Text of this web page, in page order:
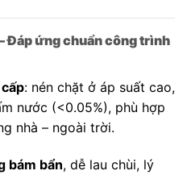
Đáp ứng chuẩn công trình
: nén chặt ở áp suất cao,
nước (<0.05%), phù hợp
nhà – ngoài trời.
bám bẩn, dễ lau chùi, lý